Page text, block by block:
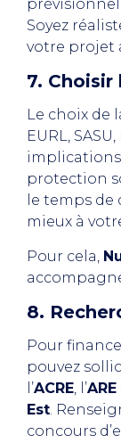
Soyez
votre projet
7.
Le choix de
EURL,
implications
protection
le temps
mieux à
Pour cela,
8.
Pour
pouvez
l’ACRE, l’ARE
Est.
concours